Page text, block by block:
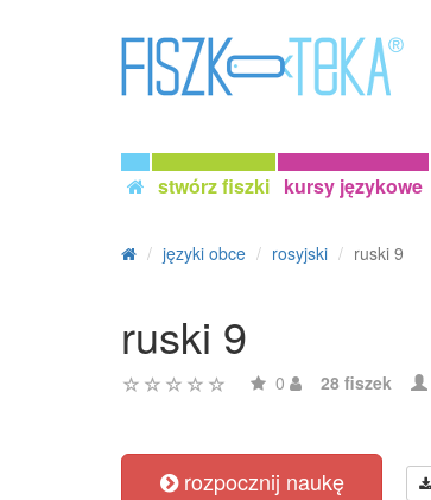
stwórz fiszki kursy językowe
języki obce rosyjski ruski 9
ruski 9
0 28 fiszek
rozpocznij naukę